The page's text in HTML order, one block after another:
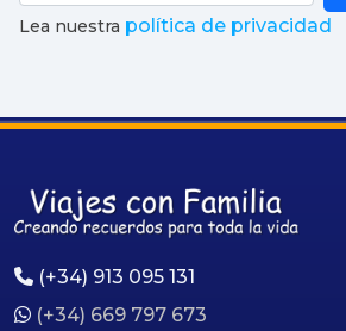
Lea nuestra política de privacidad
(+34) 913 095 131
(+34) 669 797 673